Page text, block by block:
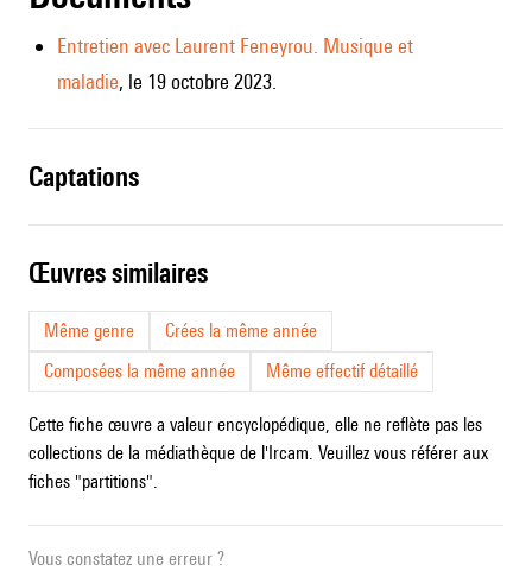
Entretien avec Laurent Feneyrou. Musique et
maladie, le 19 octobre 2023.
captations
œuvres similaires
Même genre
Crées la même année
Composées la même année
Même effectif détaillé
Cette fiche œuvre a valeur encyclopédique, elle ne reflète pas les
collections de la médiathèque de l'Ircam. Veuillez vous référer aux
fiches "partitions".
Vous constatez une erreur ?